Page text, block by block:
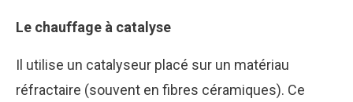
Le chauffage à catalyse
Il utilise un catalyseur placé sur un matériau
réfractaire (souvent en fibres céramiques). Ce